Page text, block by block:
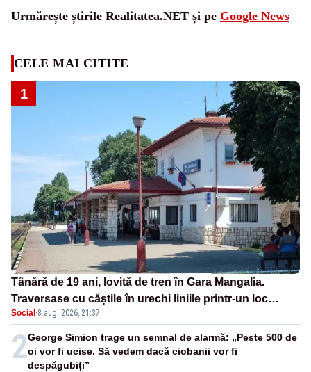
Urmărește știrile Realitatea.NET și pe Google News
CELE MAI CITITE
1
Tânără de 19 ani, lovită de tren în Gara Mangalia.
Traversase cu căștile în urechi liniile printr-un loc
nepermis
Social ·8 aug. 2026, 21:37
2George Simion trage un semnal de alarmă: „Peste 500 de
oi vor fi ucise. Să vedem dacă ciobanii vor fi
despăgubiți”